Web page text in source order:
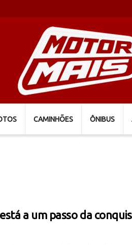
CAMINHÕES ÔNIBUS
a um passo da